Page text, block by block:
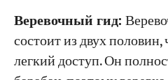
Веревочный гид:
состоит из двух половин,
легкий доступ. Он